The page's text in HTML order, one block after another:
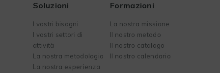
Soluzioni
I vostri bisogni
I vostri settori di
attività
La nostra metodologia
La nostra esperienza
Formazioni
La nostra missione
Il nostro metodo
Il nostro catalogo
Il nostro calendario